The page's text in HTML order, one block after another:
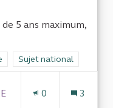
5 ans maximum,
: Sécurité sociale, santé
Filtrer les résultats
Sujet national
0 3